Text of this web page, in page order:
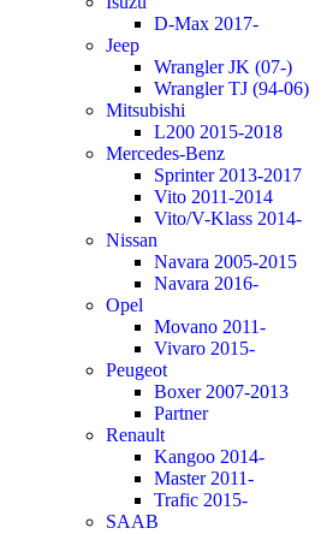
D-Max 2017-
Jeep
Wrangler JK (07-)
Wrangler TJ (94-06)
Mitsubishi
L200 2015-2018
Mercedes-Benz
Sprinter 2013-2017
Vito 2011-2014
Vito/V-Klass 2014-
Nissan
Navara 2005-2015
Navara 2016-
Opel
Movano 2011-
Vivaro 2015-
Peugeot
Boxer 2007-2013
Partner
Renault
Kangoo 2014-
Master 2011-
Trafic 2015-
SAAB